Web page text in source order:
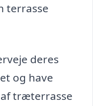
terrasse
deres
og have
af træterrasse